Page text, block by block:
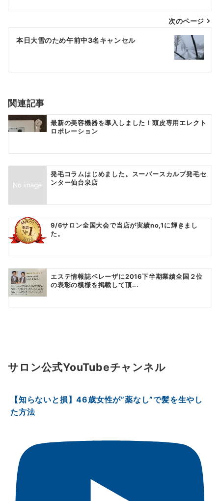
ビ
ゲ
シ
ン
次のページ
本日大雪のため午前中3名キャンセル
関連記事
最新の美容機器を導入しました！頭皮専用エレクト
ロポレーション
発毛コラムはじめました。スーパースカルプ発毛セ
ンター仙台泉店
9/6サロン全国大会で当店が実績no,1に輝きまし
た。
エステ情報誌ベレーザに2016下半期業績全国２位
の表彰の模様を掲載して頂...
サロン公式YouTubeチャンネル
【知らないと損】46歳女性が”薬なし”で髪を生やし
た方法